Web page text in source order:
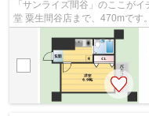
「サンライズ間谷」のここが
堂 粟生間谷店まで、470mです
の近くにある物件はいかがです